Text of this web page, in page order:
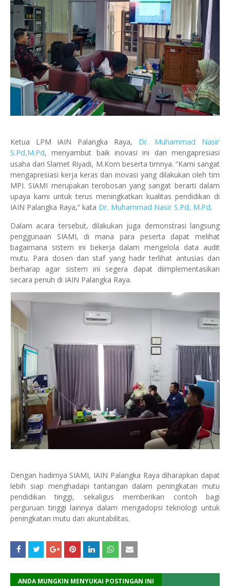
Ketua LPM IAIN Palangka Raya, Dr. Muhammad Nasir
S.Pd,M.Pd, menyambut baik inovasi ini dan mengapresiasi
usaha dari Slamet Riyadi, M.Kom beserta timnya. “Kami sangat
mengapresiasi kerja keras dan inovasi yang dilakukan oleh tim
MPI. SIAMI merupakan terobosan yang sangat berarti dalam
upaya kami untuk terus meningkatkan kualitas pendidikan di
IAIN Palangka Raya,” kata Dr. Muhammad Nasir S.Pd, M.Pd.
Dalam acara tersebut, dilakukan juga demonstrasi langsung
penggunaan SIAMI, di mana para peserta dapat melihat
bagaimana sistem ini bekerja dalam mengelola data audit
mutu. Para dosen dan staf yang hadir terlihat antusias dan
berharap agar sistem ini segera dapat diimplementasikan
secara penuh di IAIN Palangka Raya.
Dengan hadirnya SIAMI, IAIN Palangka Raya diharapkan dapat
lebih siap menghadapi tantangan dalam peningkatan mutu
pendidikan tinggi, sekaligus memberikan contoh bagi
perguruan tinggi lainnya dalam mengadopsi teknologi untuk
peningkatan mutu dan akuntabilitas.
ANDA MUNGKIN MENYUKAI POSTINGAN INI